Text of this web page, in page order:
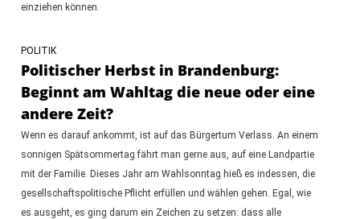
einziehen können.
POLITIK
Politischer Herbst in Brandenburg:
Beginnt am Wahltag die neue oder eine
andere Zeit?
Wenn es darauf ankommt, ist auf das Bürgertum Verlass. An einem
sonnigen Spätsommertag fährt man gerne aus, auf eine Landpartie
mit der Familie. Dieses Jahr am Wahlsonntag hieß es indessen, die
gesellschaftspolitische Pflicht erfüllen und wählen gehen. Egal, wie
es ausgeht, es ging darum ein Zeichen zu setzen: dass alle